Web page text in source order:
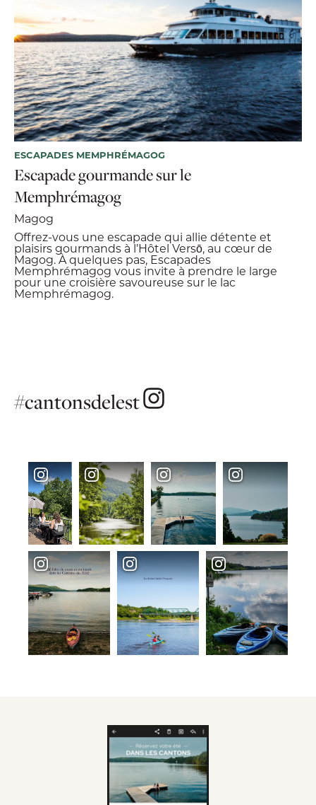
ESCAPADES MEMPHRÉMAGOG
Escapade gourmande sur le
Memphrémagog
Magog
Offrez-vous une escapade qui allie détente et
plaisirs gourmands à l’Hôtel Versō, au cœur de
Magog. À quelques pas, Escapades
Memphrémagog vous invite à prendre le large
pour une croisière savoureuse sur le lac
Memphrémagog.
#cantonsdelest